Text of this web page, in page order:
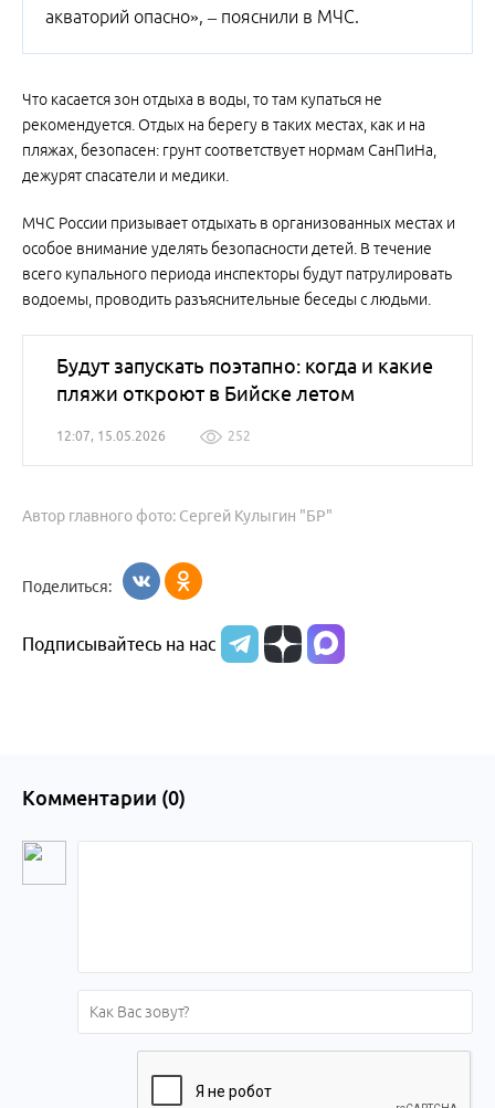
акваторий опасно», – пояснили в МЧС.
Что касается зон отдыха в воды, то там купаться не
рекомендуется. Отдых на берегу в таких местах, как и на
пляжах, безопасен: грунт соответствует нормам СанПиНа,
дежурят спасатели и медики.
МЧС России призывает отдыхать в организованных местах и
особое внимание уделять безопасности детей. В течение
всего купального периода инспекторы будут патрулировать
водоемы, проводить разъяснительные беседы с людьми.
Будут запускать поэтапно: когда и какие
пляжи откроют в Бийске летом
12:07, 15.05.2026 252
Автор главного фото: Сергей Кулыгин "БР"
Поделиться:
Подписывайтесь на нас
Комментарии (0)